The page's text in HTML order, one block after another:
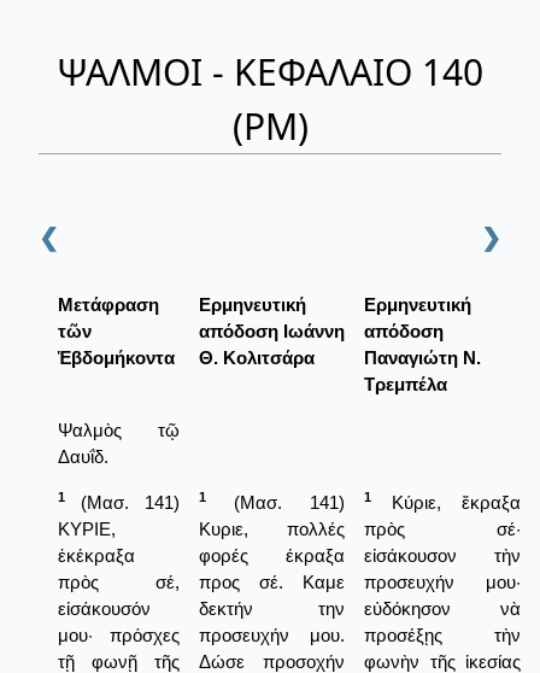
ΨΑΛΜΟΙ - ΚΕΦΑΛΑΙΟ 140
(ΡΜ)
❮ ❯
Μετάφραση
τῶν
Ἑβδομήκοντα
Ερμηνευτική
απόδοση Ιωάννη
Θ. Κολιτσάρα
Ερμηνευτική
απόδοση
Παναγιώτη Ν.
Τρεμπέλα
Ψαλμὸς τῷ
Δαυΐδ.
1
(Μασ. 141)
ΚΥΡΙΕ,
ἐκέκραξα
πρὸς σέ,
εἰσάκουσόν
μου· πρόσχες
τῇ φωνῇ τῆς
1
(Μασ. 141)
Κυριε, πολλές
φορές έκραξα
προς σέ. Καμε
δεκτήν την
προσευχήν μου.
Δώσε προσοχήν
1
Κύριε, ἔκραξα
πρὸς σέ·
εἰσάκουσον τὴν
προσευχήν μου·
εὐδόκησον νὰ
προσέξῃς τὴν
φωνὴν τῆς ἱκεσίας